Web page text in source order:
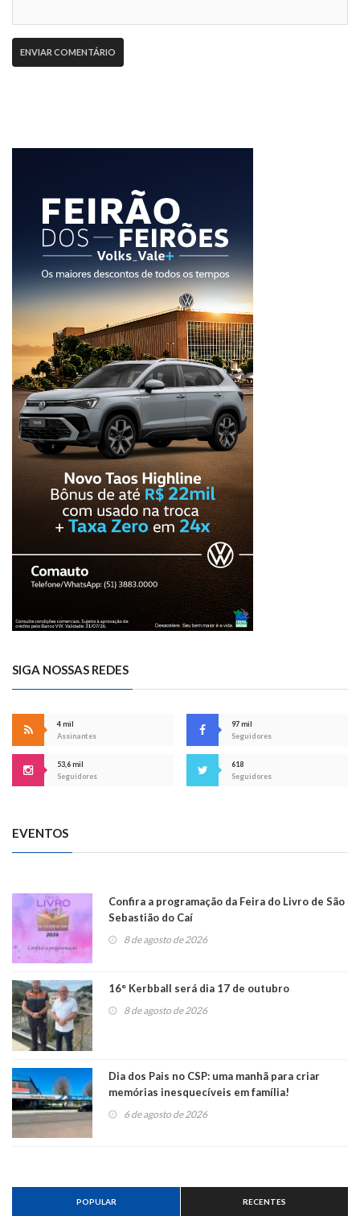
SIGA NOSSAS REDES
4 mil
Assinantes
97 mil
Seguidores
53,6 mil
Seguidores
618
Seguidores
EVENTOS
Confira a programação da Feira do Livro de São
Sebastião do Caí
8 de agosto de 2026
16° Kerbball será dia 17 de outubro
8 de agosto de 2026
Dia dos Pais no CSP: uma manhã para criar
memórias inesquecíveis em família!
6 de agosto de 2026
POPULAR RECENTES